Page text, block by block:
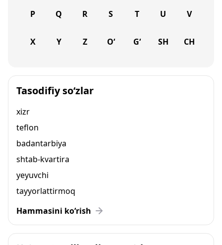
P Q R S T U V
X Y Z O‘ G‘ SH CH
Tasodifiy so‘zlar
xizr
teflon
badantarbiya
shtab-kvartira
yeyuvchi
tayyorlattirmoq
Hammasini ko‘rish